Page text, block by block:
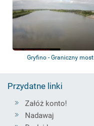
Gryfino - Graniczny most
Przydatne linki
Załóż konto!
Nadawaj